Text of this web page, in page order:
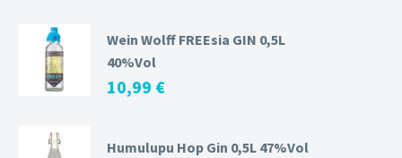
Wein Wolff FREEsia GIN 0,5L
40%Vol
10,99 €
Humulupu Hop Gin 0,5L 47%Vol